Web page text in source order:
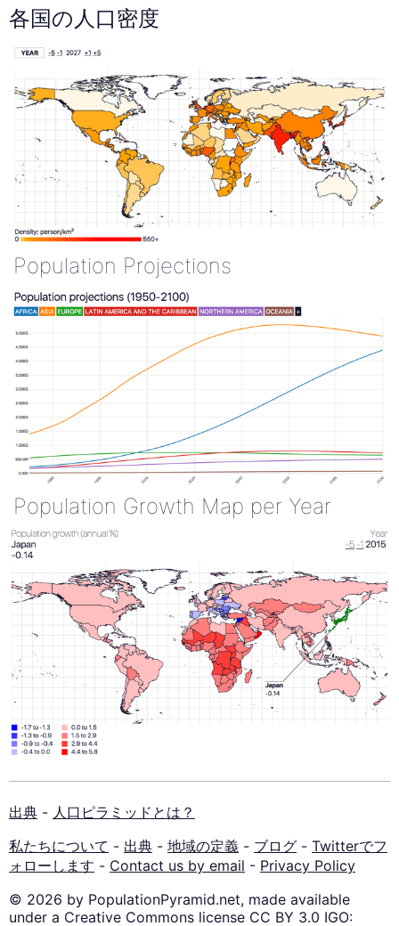
各国の人口密度
Population Projections
Population Growth Map per Year
出典 - 人口ピラミッドとは？
私たちについて - 出典 - 地域の定義 - ブログ - Twitterでフ
ォローします - Contact us by email - Privacy Policy
© 2026 by PopulationPyramid.net, made available
under a Creative Commons license CC BY 3.0 IGO: